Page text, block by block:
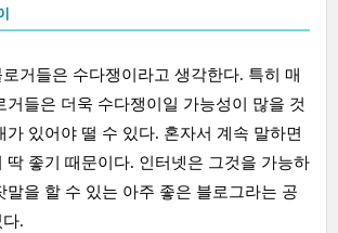
거들은 수다쟁이라고 생각한다. 특히 매
거들은 더욱 수다쟁이일 가능성이 많을 것
가 있어야 떨 수 있다. 혼자서 계속 말하면
딱 좋기 때문이다. 인터넷은 그것을 가능하
말을 할 수 있는 아주 좋은 블로그라는 공
.